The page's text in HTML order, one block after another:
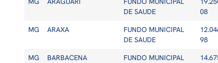
DE SAUDE
08
MG ARAXA
FUNDO MUNICIPAL
DE SAUDE
98
MG BARBACENA
FUNDO MUNICIPAL